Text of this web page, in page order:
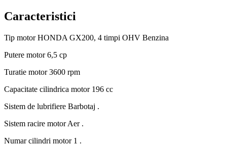
Caracteristici
Tip motorHONDA GX200, 4 timpi OHV Benzina
Putere motor6,5 cp
Turatie motor3600 rpm
Capacitate cilindrica motor 196 cc
Sistem de lubrifiere Barbotaj .
Sistem racire motorAer .
Numar cilindri motor 1 .